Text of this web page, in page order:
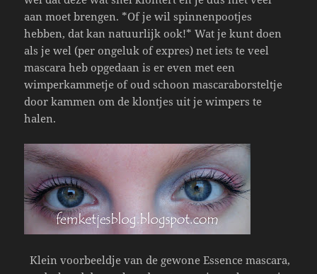
aan moet brengen. *Of je wil spinnenpootjes
hebben, dat kan natuurlijk ook!* Wat je kunt doen
als je wel (per ongeluk of expres) net iets te veel
mascara heb opgedaan is er even met een
wimperkammetje of oud schoon mascaraborsteltje
door kammen om de klontjes uit je wimpers te
halen.
Klein voorbeeldje van de gewone Essence mascara,